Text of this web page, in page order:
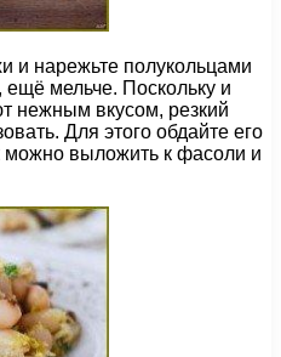
и нарежьте полукольцами
мельче. Поскольку и
нежным вкусом, резкий
Для этого обдайте его
можно выложить к фасоли и